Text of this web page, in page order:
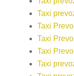
Taxi
Taxi
Taxi
Taxi
Taxi